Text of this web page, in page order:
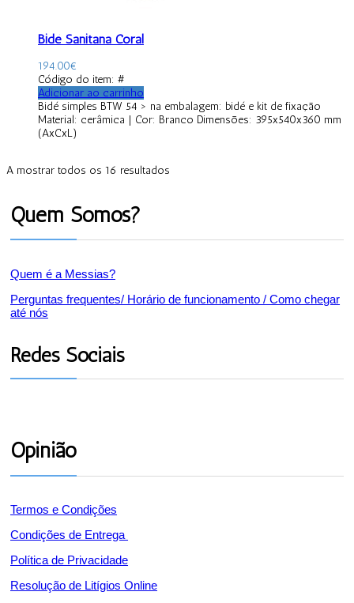
Bidé Sanitana Coral
194.00€
Código do item: #
Adicionar ao carrinho
Bidé simples BTW 54 > na embalagem: bidé e kit de fixação
Material: cerâmica | Cor: Branco Dimensões: 395x540x360 mm
(AxCxL)
A mostrar todos os 16 resultados
Quem Somos?
Quem é a Messias?
Perguntas frequentes/ Horário de funcionamento / Como chegar
até nós
Redes Sociais
Opinião
Termos e Condições
Condições de Entrega
Política de Privacidade
Resolução de Litígios Online